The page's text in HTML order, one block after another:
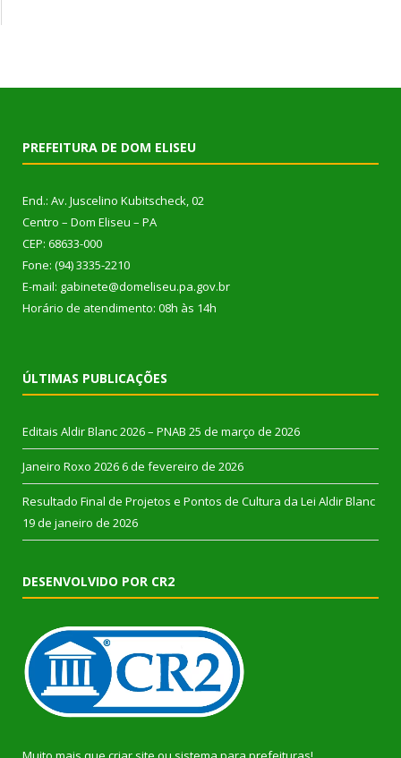
PREFEITURA DE DOM ELISEU
End.: Av. Juscelino Kubitscheck, 02
Centro – Dom Eliseu – PA
CEP: 68633-000
Fone: (94) 3335-2210
E-mail: gabinete@domeliseu.pa.gov.br
Horário de atendimento: 08h às 14h
ÚLTIMAS PUBLICAÇÕES
Editais Aldir Blanc 2026 – PNAB 25 de março de 2026
Janeiro Roxo 2026 6 de fevereiro de 2026
Resultado Final de Projetos e Pontos de Cultura da Lei Aldir Blanc
19 de janeiro de 2026
DESENVOLVIDO POR CR2